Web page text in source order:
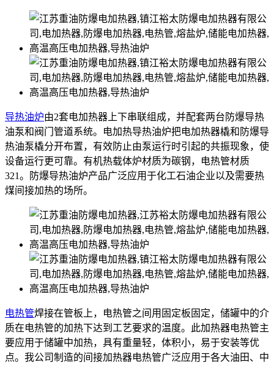
导热油炉由2套电加热器上下串联组成，并配套两台防爆导热
油泵和阀门管道系统。电加热导热油炉把电加热器橇和防爆导
热油泵橇分开布置，有效防止由泵运行时引起的共振现象，使
设备运行更可靠。有机热载体炉材质为碳钢，电热管材质
321。防爆导热油炉产品广泛应用于化工石油企业以及需要热
煤间接加热的场所。
电热管焊接在管板上，电热管之间用固定板固定，储罐中的介
质在电热管的加热下达到工艺要求的温度。此加热器电热管主
要应用于储罐中加热，具有重量轻，体积小，易于安装等优
点。我公司制造的间接加热器电热管广泛应用于各大油田、中